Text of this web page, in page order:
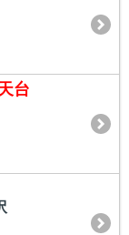
台